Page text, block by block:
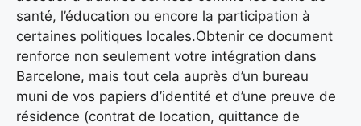
santé, l’éducation ou encore la participation à
certaines politiques locales.Obtenir ce document
renforce non seulement votre intégration dans
Barcelone, mais tout cela auprès d’un bureau
muni de vos papiers d’identité et d’une preuve de
résidence (contrat de location, quittance de